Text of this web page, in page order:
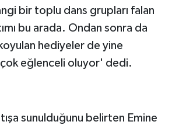
bir toplu dans grupları falan
bu arada. Ondan sonra da
hediyeler de yine
çok eğlenceli oluyor' dedi.
sunulduğunu belirten Emine